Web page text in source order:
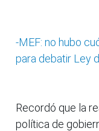
-MEF: no hubo
para debatir Ley
Recordó que la
política de